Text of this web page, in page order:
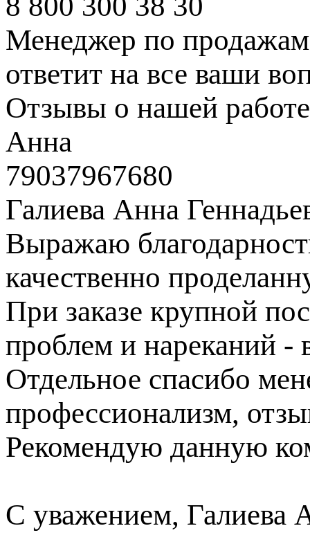
Менеджер по продажам
ответит на все ваши
Отзывы о нашей работе
Анна
79037967680
Галиева Анна
Выражаю
качественно
При заказе крупной
проблем и нареканий -
Отдельное спасибо
профессионализм,
Рекомендую данную
С уважением, Галиева